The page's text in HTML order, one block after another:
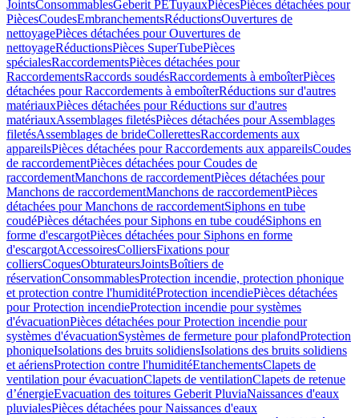
JointsConsommablesGeberit PETuyauxPiècesPièces détachées pour
PiècesCoudesEmbranchementsRéductionsOuvertures de
nettoyagePièces détachées pour Ouvertures de
nettoyageRéductionsPièces SuperTubePièces
spécialesRaccordementsPièces détachées pour
RaccordementsRaccords soudésRaccordements à emboîterPièces
détachées pour Raccordements à emboîterRéductions sur d'autres
matériauxPièces détachées pour Réductions sur d'autres
matériauxAssemblages filetésPièces détachées pour Assemblages
filetésAssemblages de brideCollerettesRaccordements aux
appareilsPièces détachées pour Raccordements aux appareilsCoudes
de raccordementPièces détachées pour Coudes de
raccordementManchons de raccordementPièces détachées pour
Manchons de raccordementManchons de raccordementPièces
détachées pour Manchons de raccordementSiphons en tube
coudéPièces détachées pour Siphons en tube coudéSiphons en
forme d'escargotPièces détachées pour Siphons en forme
d'escargotAccessoiresColliersFixations pour
colliersCoquesObturateursJointsBoîtiers de
réservationConsommablesProtection incendie, protection phonique
et protection contre l'humiditéProtection incendiePièces détachées
pour Protection incendieProtection incendie pour systèmes
d'évacuationPièces détachées pour Protection incendie pour
systèmes d'évacuationSystèmes de fermeture pour plafondProtection
phoniqueIsolations des bruits solidiensIsolations des bruits solidiens
et aériensProtection contre l'humiditéEtanchementsClapets de
ventilation pour évacuationClapets de ventilationClapets de retenue
d’énergieEvacuation des toitures Geberit PluviaNaissances d'eaux
pluvialesPièces détachées pour Naissances d'eaux